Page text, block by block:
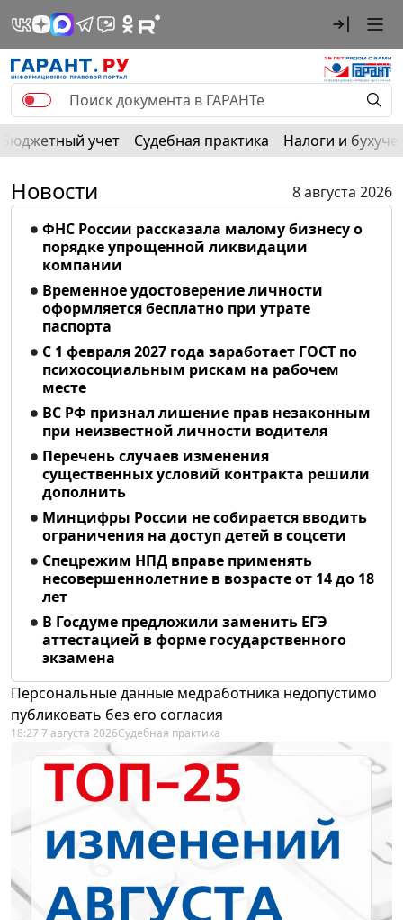
Бюджетный учет Судебная практика Налоги и
Новости
8 августа 2026
ФНС России рассказала малому бизнесу о
порядке упрощенной ликвидации
компании
Временное удостоверение личности
оформляется бесплатно при утрате
паспорта
С 1 февраля 2027 года заработает ГОСТ по
психосоциальным рискам на рабочем
месте
ВС РФ признал лишение прав незаконным
при неизвестной личности водителя
Перечень случаев изменения
существенных условий контракта решили
дополнить
Минцифры России не собирается вводить
ограничения на доступ детей в соцсети
Спецрежим НПД вправе применять
несовершеннолетние в возрасте от 14 до 18
лет
В Госдуме предложили заменить ЕГЭ
аттестацией в форме государственного
экзамена
Персональные данные медработника недопустимо
публиковать без его согласия
18:27 7 августа 2026Судебная практика